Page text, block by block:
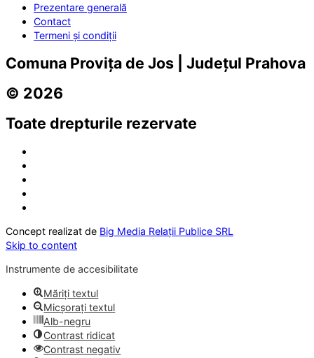
Prezentare generală
Contact
Termeni și condiții
Comuna Provița de Jos | Județul Prahova
© 2026
Toate drepturile rezervate
Concept realizat de Big Media Relații Publice SRL
Skip to content
Instrumente de accesibilitate
Măriți textul
Micșorați textul
Alb-negru
Contrast ridicat
Contrast negativ